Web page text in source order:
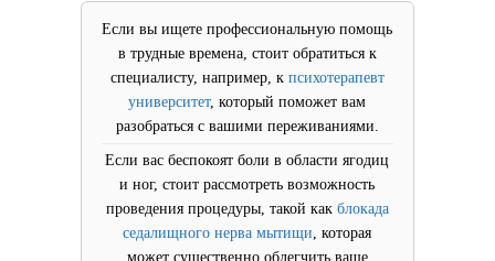
Если вы ищете профессиональную помощь
в трудные времена, стоит обратиться к
специалисту, например, к психотерапевт
университет, который поможет вам
разобраться с вашими переживаниями.
Если вас беспокоят боли в области ягодиц
и ног, стоит рассмотреть возможность
проведения процедуры, такой как блокада
седалищного нерва мытищи , которая
может существенно облегчить ваше